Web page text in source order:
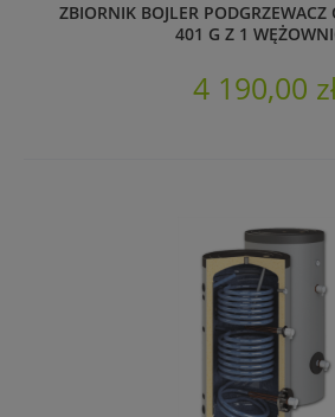
ZBIORNIK BOJLER
401 G Z 1
4 190,00